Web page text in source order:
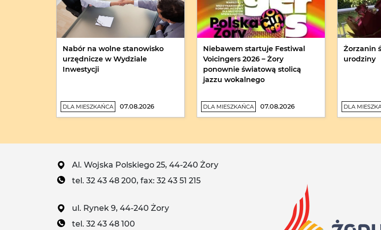
Nabór na wolne stanowisko
urzędnicze w Wydziale
Inwestycji
DLA MIESZKAŃCA 07.08.2026
Niebawem startuje Festiwal
Voicingers 2026 – Żory
ponownie światową stolicą
jazzu wokalnego
DLA MIESZKAŃCA 07.08.2026
Żorzanin
urodziny
DLA
Al. Wojska Polskiego 25, 44-240 Żory
tel. 32 43 48 200, fax: 32 43 51 215
ul. Rynek 9, 44-240 Żory
tel. 32 43 48 100